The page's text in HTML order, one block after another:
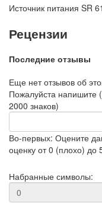
Источник питания SR
Рецензии
Последние отзывы
Еще нет отзывов об
Пожалуйста напишите
2000 знаков)
Во-первых: Оцените
оценку от 0 (плохо) до
Набранные символы: